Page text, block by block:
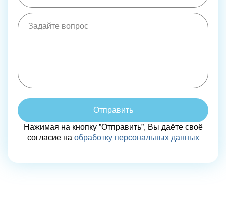
Отправить
Нажимая на кнопку ”Отправить”, Вы даёте своё
согласие на обработку персональных данных